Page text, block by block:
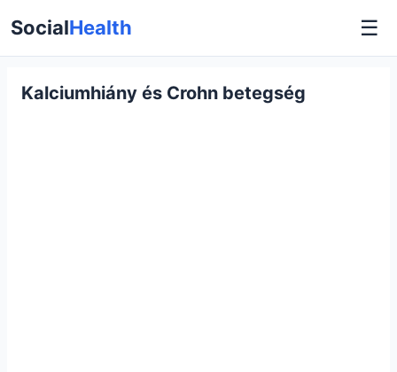
SocialHealth ☰
Kalciumhiány és Crohn betegség